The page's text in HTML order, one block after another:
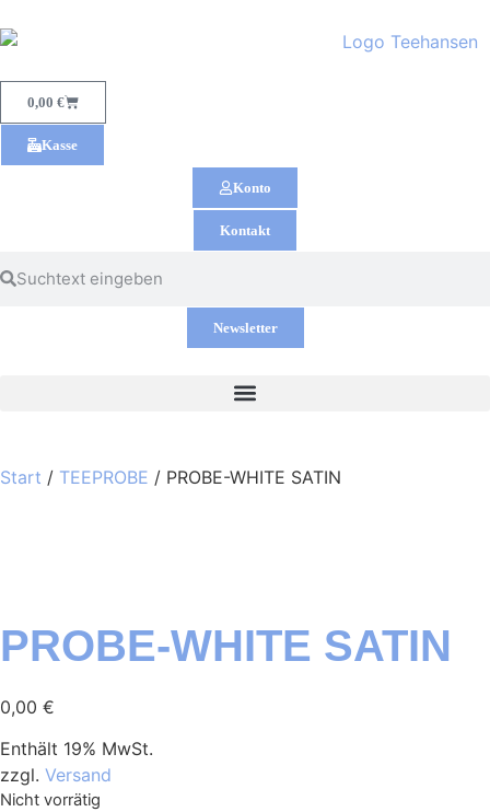
0,00 €
Kasse
Konto
Kontakt
Newsletter
Start / TEEPROBE / PROBE-WHITE SATIN
PROBE-WHITE SATIN
0,00 €
Enthält 19% MwSt.
zzgl. Versand
Nicht vorrätig